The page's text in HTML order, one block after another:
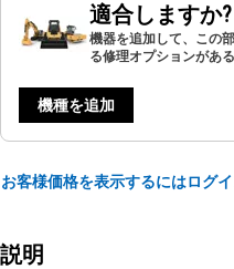
適合しますか?
機器を追加して、この
る修理オプションがあ
機種を追加
お客様価格を表示するにはログ
説明